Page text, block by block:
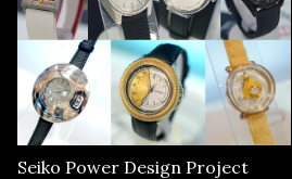
Seiko Power Design Project